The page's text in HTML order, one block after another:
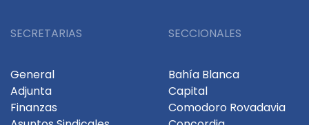
SECRETARIAS
General
Adjunta
Finanzas
SECCIONALES
Bahía Blanca
Capital
Comodoro Rovadavia